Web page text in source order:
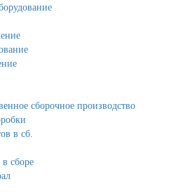
сборочное производство
в сб.
сборе